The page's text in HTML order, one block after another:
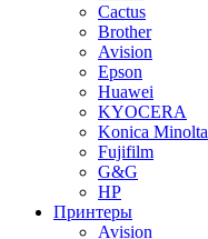
Cactus
Brother
Avision
Epson
Huawei
KYOCERA
Konica Minolta
Fujifilm
G&G
HP
Принтеры
Avision